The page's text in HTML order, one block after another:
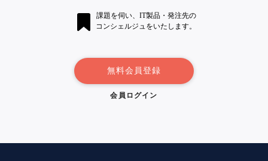
課題を伺い、IT製品・発注先の
コンシェルジュをいたします。
無料会員登録
会員ログイン